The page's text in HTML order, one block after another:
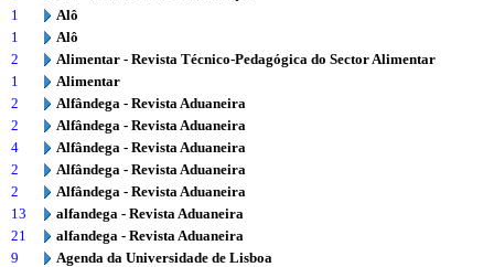
1
Alô
1
Alô
2
Alimentar - Revista Técnico-Pedagógica do Sector Alimentar
1
Alimentar
2
Alfândega - Revista Aduaneira
2
Alfândega - Revista Aduaneira
4
Alfândega - Revista Aduaneira
2
Alfândega - Revista Aduaneira
2
Alfândega - Revista Aduaneira
13
alfandega - Revista Aduaneira
21
alfandega - Revista Aduaneira
9
Agenda da Universidade de Lisboa